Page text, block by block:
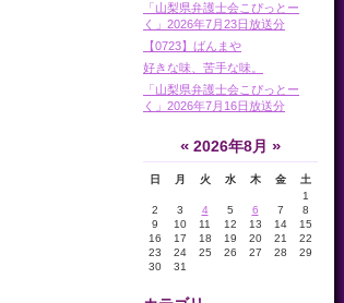
「山梨県弁護士会こぴっとー
く」2026年7月23日放送分
【0723】ばんまや
好きな味、苦手な味。
「山梨県弁護士会こぴっとー
く」2026年7月16日放送分
« 2026年8月 »
日 月 火 水 木 金
土
1
2
3 4 5 6 7
8
9
10 11 12 13 14
15
16
17 18 19 20 21
22
23
24 25 26 27 28
29
30
31